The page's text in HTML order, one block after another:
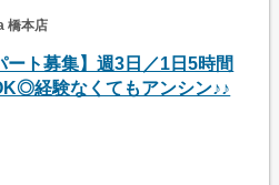
橋本店
ート募集】週3日／1日5時間
経験なくてもアンシン♪♪